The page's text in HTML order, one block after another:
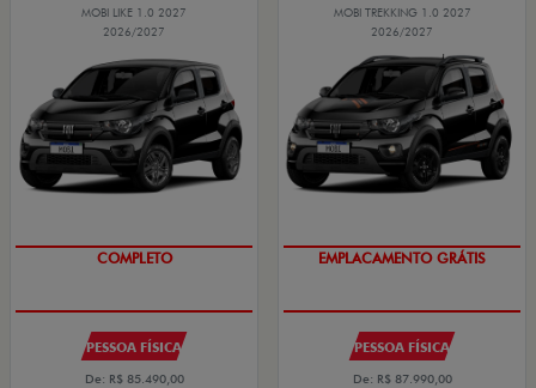
MOBI LIKE 1.0 2027
2026/2027
COMPLETO
PESSOA FÍSICA
De: R$ 85.490,00
MOBI TREKKING 1.0 2027
2026/2027
EMPLACAMENTO GRÁTIS
PESSOA FÍSICA
De: R$ 87.990,00